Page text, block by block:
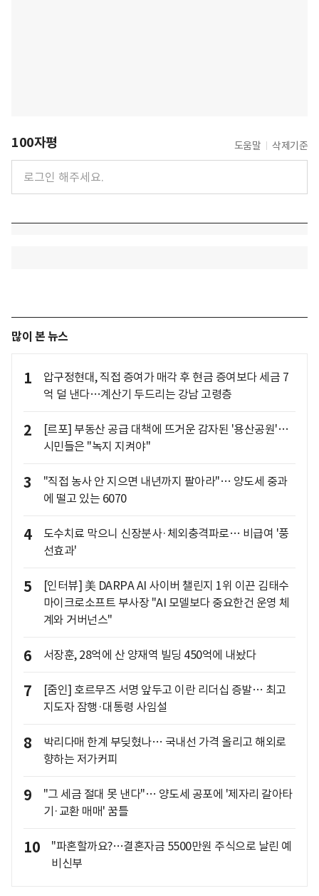
100자평 도움말 삭제기준
많이 본 뉴스
1
압구정현대, 직접 증여가 매각 후 현금 증여보다 세금 7
억 덜 낸다…계산기 두드리는 강남 고령층
2
[르포] 부동산 공급 대책에 뜨거운 감자된 '용산공원'…
시민들은 "녹지 지켜야"
3
"직접 농사 안 지으면 내년까지 팔아라"… 양도세 중과
에 떨고 있는 6070
4
도수치료 막으니 신장분사·체외충격파로… 비급여 '풍
선효과'
5
[인터뷰] 美 DARPA AI 사이버 챌린지 1위 이끈 김태수
마이크로소프트 부사장 "AI 모델보다 중요한건 운영 체
계와 거버넌스"
6 서장훈, 28억에 산 양재역 빌딩 450억에 내놨다
7
[줌인] 호르무즈 서명 앞두고 이란 리더십 증발… 최고
지도자 잠행·대통령 사임설
8
박리다매 한계 부딪혔나… 국내선 가격 올리고 해외로
향하는 저가커피
9
"그 세금 절대 못 낸다"… 양도세 공포에 '제자리 갈아타
기·교환 매매' 꿈틀
10
"파혼할까요?…결혼자금 5500만원 주식으로 날린 예
비신부